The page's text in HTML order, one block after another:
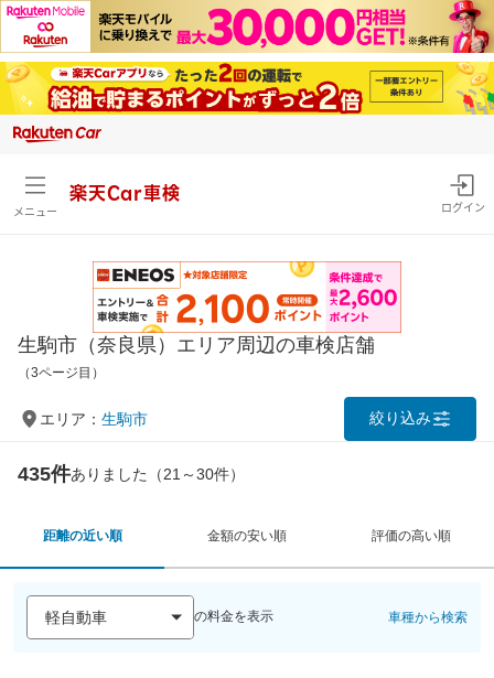
メニュー
楽天Car車検
ログイン
生駒市（奈良県）エリア周辺の車検店舗
（3ページ目）
エリア： 生駒市 絞り込み
435件ありました（21～30件）
距離の近い順 金額の安い順 評価の高い順
の料金を表示 車種から検索